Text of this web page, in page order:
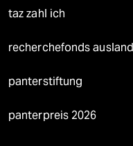
taz zahl ich
recherchefonds ausland
panterstiftung
panterpreis 2026